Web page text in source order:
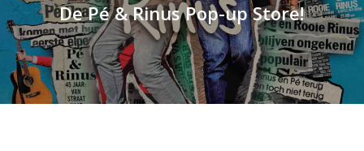
De Pé & Rinus Pop-up Store!